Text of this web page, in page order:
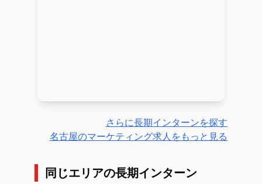
さらに長期インターンを探す
名古屋のマーケティング求人をもっと見る
同じエリアの長期インターン